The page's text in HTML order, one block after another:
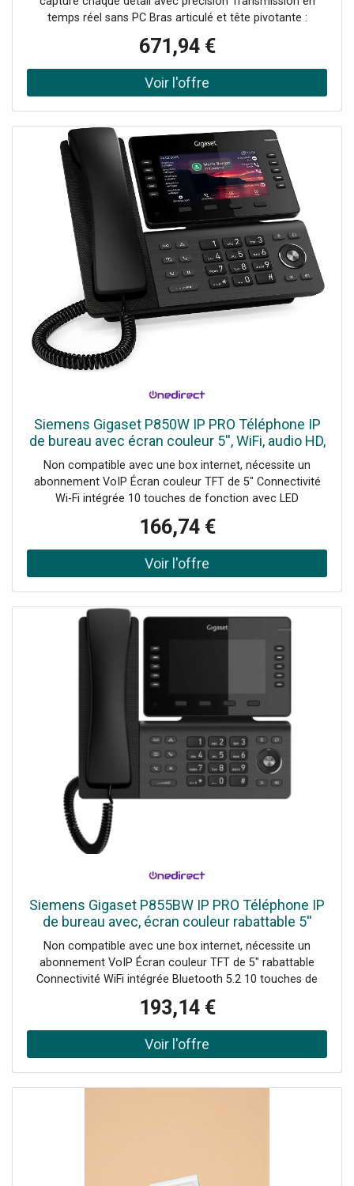
temps réel sans PC Bras articulé et tête pivotante :
capture sous différents angles Compatible avec Visualizer,
EyeStage et Whiteboard Autonomie : jusqu'à 9 heures
Base stable avec indicateurs d'état LED Touches
physiques : zoom, rotation, exposition et filtres Micro
671,94 €
Siemens Gigaset P850W IP PRO Téléphone IP
de bureau avec écran couleur 5'', WiFi, audio HD,
10 touches de fonction et double port USB.
Non compatible avec une box internet, nécessite un
abonnement VoIP Écran couleur TFT de 5" Connectivité
Wi-Fi intégrée 10 touches de fonction avec LED
2.0 Type A Prise en charge de jusqu'à 12 comptes SIP
Annuaire local de 2000 contacts Compatible avec le
module P800 KEY PRO
166,74 €
Siemens Gigaset P855BW IP PRO Téléphone IP
de bureau avec, écran couleur rabattable 5''
WiFi, Bluetooth, audio HD, 10 touches de
fonction et double port USB.
Non compatible avec une box internet, nécessite un
abonnement VoIP Écran couleur TFT de 5" rabattable
Connectivité WiFi intégrée Bluetooth 5.2 10 touches de
du bruit 2 ports USB 2.0 Type A Jusqu’à 12 comptes SIP
pris en charge Répertoire local de 2000 contacts
Compatible avec le module P800 KEY PRO
193,14 €